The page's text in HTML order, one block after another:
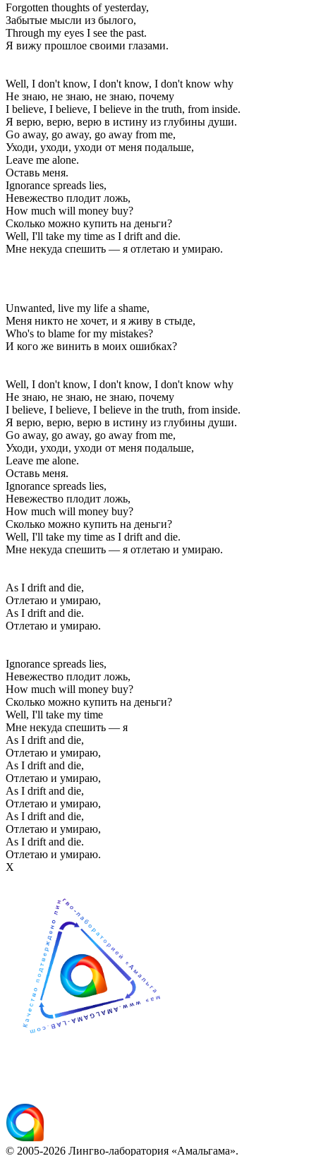
Forgotten thoughts of yesterday,
Забытые мысли из былого,
Through my eyes I see the past.
Я вижу прошлое своими глазами.
Well, I don't know, I don't know, I don't know why
Не знаю, не знаю, не знаю, почему
I believe, I believe, I believe in the truth, from inside.
Я верю, верю, верю в истину из глубины души.
Go away, go away, go away from me,
Уходи, уходи, уходи от меня подальше,
Leave me alone.
Оставь меня.
Ignorance spreads lies,
Невежество плодит ложь,
How much will money buy?
Сколько можно купить на деньги?
Well, I'll take my time as I drift and die.
Мне некуда спешить — я отлетаю и умираю.
Unwanted, live my life a shame,
Меня никто не хочет, и я живу в стыде,
Who's to blame for my mistakes?
И кого же винить в моих ошибках?
Well, I don't know, I don't know, I don't know why
Не знаю, не знаю, не знаю, почему
I believe, I believe, I believe in the truth, from inside.
Я верю, верю, верю в истину из глубины души.
Go away, go away, go away from me,
Уходи, уходи, уходи от меня подальше,
Leave me alone.
Оставь меня.
Ignorance spreads lies,
Невежество плодит ложь,
How much will money buy?
Сколько можно купить на деньги?
Well, I'll take my time as I drift and die.
Мне некуда спешить — я отлетаю и умираю.
As I drift and die,
Отлетаю и умираю,
As I drift and die.
Отлетаю и умираю.
Ignorance spreads lies,
Невежество плодит ложь,
How much will money buy?
Сколько можно купить на деньги?
Well, I'll take my time
Мне некуда спешить — я
As I drift and die,
Отлетаю и умираю,
As I drift and die,
Отлетаю и умираю,
As I drift and die,
Отлетаю и умираю,
As I drift and die,
Отлетаю и умираю,
As I drift and die.
Отлетаю и умираю.
Х
© 2005-2026 Лингво-лаборатория «Амальгама».